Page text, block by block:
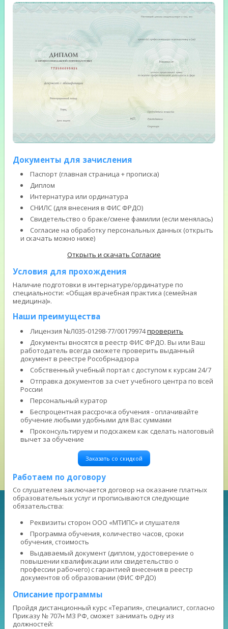
Документы для зачисления
Паспорт (главная страница + прописка)
Диплом
Интернатура или ординатура
СНИЛС (для внесения в ФИС ФРДО)
Свидетельство о браке/смене фамилии (если менялась)
Согласие на обработку персональных данных (открыть
и скачать можно ниже)
Открыть и скачать Согласие
Условия для прохождения
Наличие подготовки в интернатуре/ординатуре по
специальности: «Общая врачебная практика (семейная
медицина)».
Наши преимущества
Лицензия №Л035-01298-77/00179974проверить
Документы вносятся в реестр ФИС ФРДО. Вы или Ваш
работодатель всегда сможете проверить выданный
документ в реестре Рособрнадзора
Собственный учебный портал с доступом к курсам 24/7
Отправка документов за счет учебного центра по всей
России
Персональный куратор
Беспроцентная рассрочка обучения - оплачивайте
обучение любыми удобными для Вас суммами
Проконсультируем и подскажем как сделать налоговый
вычет за обучение
Заказать со скидкой
Работаем по договору
Со слушателем заключается договор на оказание платных
образовательных услуг и прописываются следующие
обязательства:
Реквизиты сторон ООО «МТИПС» и слушателя
Программа обучения, количество часов, сроки
обучения, стоимость
Выдаваемый документ (диплом, удостоверение о
повышении квалификации или свидетельство о
профессии рабочего) с гарантией внесения в реестр
документов об образовании (ФИС ФРДО)
Описание программы
Пройдя дистанционный курс «Терапия», специалист, согласно
Приказу № 707н МЗ РФ, сможет занимать одну из
должностей: